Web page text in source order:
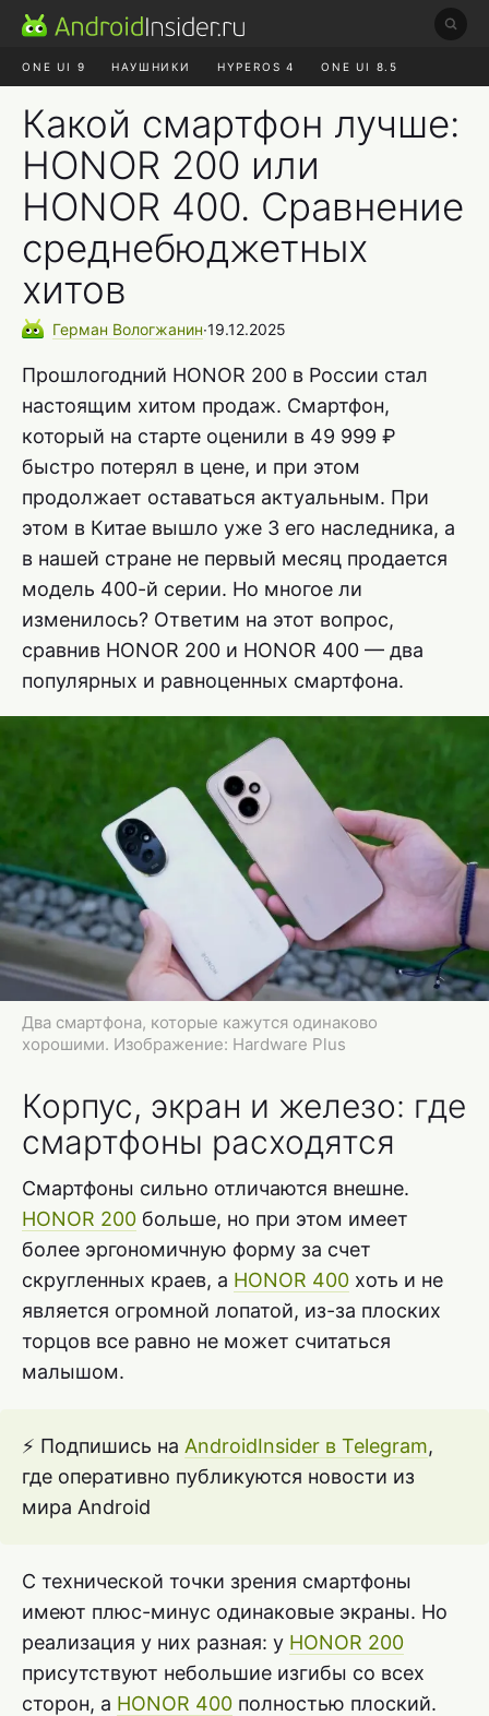
ONE UI 9 НАУШНИКИ HYPEROS 4 ONE UI 8.5
Какой смартфон лучше:
HONOR 200 или
HONOR 400. Сравнение
среднебюджетных
хитов
Герман Вологжанин∙19.12.2025
Прошлогодний HONOR 200 в России стал
настоящим хитом продаж. Смартфон,
который на старте оценили в 49 999 ₽
быстро потерял в цене, и при этом
продолжает оставаться актуальным. При
этом в Китае вышло уже 3 его наследника, а
в нашей стране не первый месяц продается
модель 400-й серии. Но многое ли
изменилось? Ответим на этот вопрос,
сравнив HONOR 200 и HONOR 400 — два
популярных и равноценных смартфона.
Два смартфона, которые кажутся одинаково
хорошими. Изображение: Hardware Plus
Корпус, экран и железо: где
смартфоны расходятся
Смартфоны сильно отличаются внешне.
HONOR 200 больше, но при этом имеет
более эргономичную форму за счет
скругленных краев, а HONOR 400 хоть и не
является огромной лопатой, из-за плоских
торцов все равно не может считаться
малышом.
⚡ Подпишись на AndroidInsider в Telegram,
где оперативно публикуются новости из
мира Android
С технической точки зрения смартфоны
имеют плюс-минус одинаковые экраны. Но
реализация у них разная: у HONOR 200
присутствуют небольшие изгибы со всех
сторон, а HONOR 400 полностью плоский.